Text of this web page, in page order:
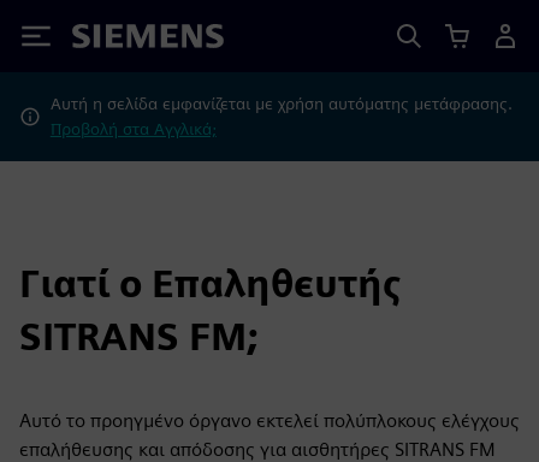
Siemens
Αυτή η σελίδα εμφανίζεται με χρήση αυτόματης μετάφρασης.
Προβολή στα Αγγλικά;
Γιατί ο Επαληθευτής
SITRANS FM;
Αυτό το προηγμένο όργανο εκτελεί πολύπλοκους ελέγχους
επαλήθευσης και απόδοσης για αισθητήρες SITRANS FM